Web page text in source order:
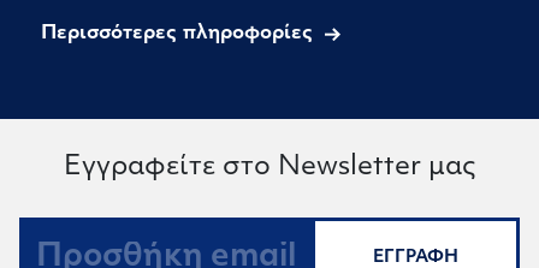
Περισσότερες πληροφορίες
Εγγραφείτε στο Newsletter μας
ΕΓΓΡΑΦΗ